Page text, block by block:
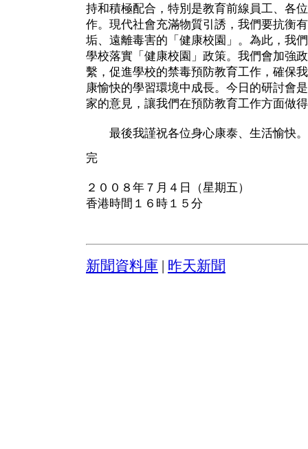
持和積極配合，特別是教育前線員工、各
作。現代社會充滿物質引誘，我們要抗衡
垢、遠離毒害的「健康校園」。為此，我
學校落實「健康校園」政策。我們會加強
繫，促進學校的禁毒預防教育工作，確保
康愉快的學習環境中成長。今日的研討會
家的意見，讓我們在預防教育工作方面做
最後我謹祝各位身心康泰、生活愉快。
完
２００８年７月４日（星期五）
香港時間１６時１５分
新聞資料庫 昨天新聞